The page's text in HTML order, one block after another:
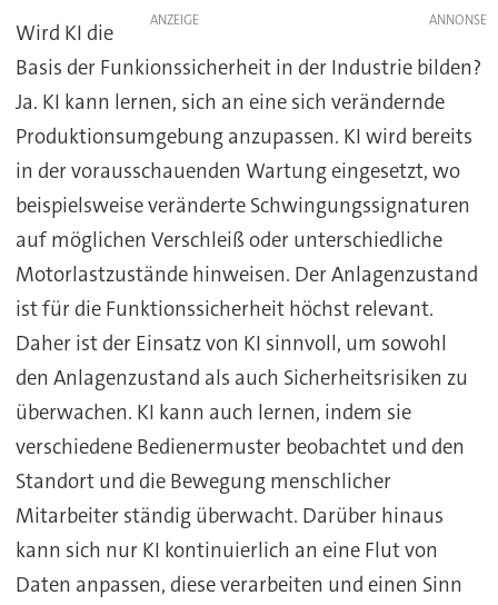
ANZEIGE
Wird KI die
Basis der Funkionssicherheit in der Industrie bilden?
Ja. KI kann lernen, sich an eine sich verändernde
Produktionsumgebung anzupassen. KI wird bereits
in der vorausschauenden Wartung eingesetzt, wo
beispielsweise veränderte Schwingungssignaturen
auf möglichen Verschleiß oder unterschiedliche
Motorlastzustände hinweisen. Der Anlagenzustand
ist für die Funktionssicherheit höchst relevant.
Daher ist der Einsatz von KI sinnvoll, um sowohl
den Anlagenzustand als auch Sicherheitsrisiken zu
überwachen. KI kann auch lernen, indem sie
verschiedene Bedienermuster beobachtet und den
Standort und die Bewegung menschlicher
Mitarbeiter ständig überwacht. Darüber hinaus
kann sich nur KI kontinuierlich an eine Flut von
Daten anpassen, diese verarbeiten und einen Sinn